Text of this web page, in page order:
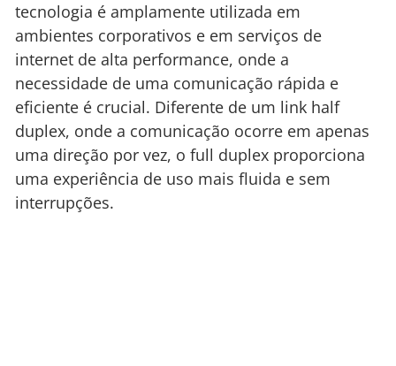
tecnologia é amplamente utilizada em
ambientes corporativos e em serviços de
internet de alta performance, onde a
necessidade de uma comunicação rápida e
eficiente é crucial. Diferente de um link half
duplex, onde a comunicação ocorre em apenas
uma direção por vez, o full duplex proporciona
uma experiência de uso mais fluida e sem
interrupções.